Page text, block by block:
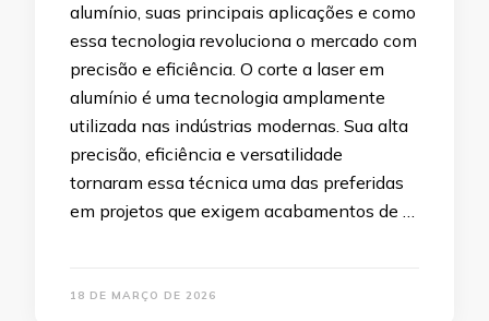
alumínio, suas principais aplicações e como
essa tecnologia revoluciona o mercado com
precisão e eficiência. O corte a laser em
alumínio é uma tecnologia amplamente
utilizada nas indústrias modernas. Sua alta
precisão, eficiência e versatilidade
tornaram essa técnica uma das preferidas
em projetos que exigem acabamentos de …
18 DE MARÇO DE 2026